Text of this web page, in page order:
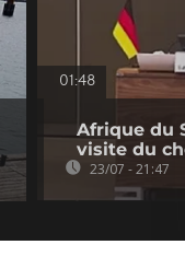
01:48
Afrique du
visite du
23/07 - 21:47